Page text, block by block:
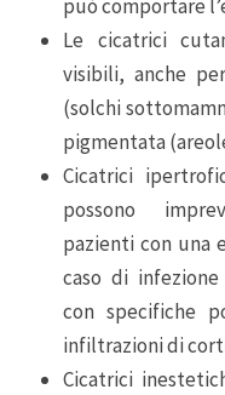
può comportare
Le cicatrici
visibili, anche
(solchi
pigmentata
Cicatrici
possono
pazienti con una
caso di
con specifiche
infiltrazioni di
Cicatrici